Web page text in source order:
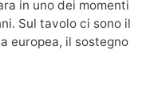
in uno dei momenti
Sul tavolo ci sono il
europea, il sostegno